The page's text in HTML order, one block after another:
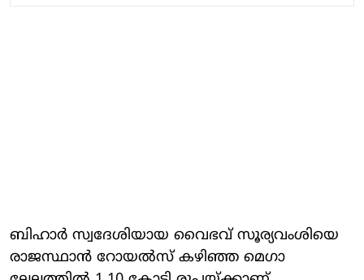
ബിഹാർ സ്വദേശിയായ വൈഭവ് സൂര്യവംശിയെ
രാജസ്ഥാൻ റോയൽസ് കഴിഞ്ഞ മെഗാ